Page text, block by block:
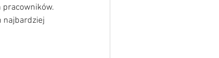
najbardziej